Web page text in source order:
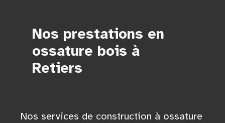
Nos prestations en
ossature bois à
Retiers
Nos services de construction à ossature